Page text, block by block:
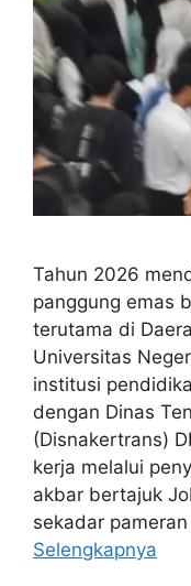
Tahun 2026
panggung emas
terutama di
Universitas
institusi
dengan Dinas
(Disnakertrans)
kerja melalui
akbar bertajuk
sekadar
Selengkapnya